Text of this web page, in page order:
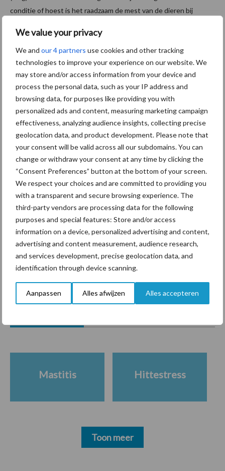
We value your privacy
We and our 4 partners use cookies and other tracking
technologies to improve your experience on our website. We
may store and/or access information from your device and
process the personal data, such as your IP address and
browsing data, for purposes like providing you with
personalized ads and content, measuring marketing campaign
effectiveness, analyzing audience insights, collecting precise
geolocation data, and product development. Please note that
your consent will be valid across all our subdomains. You can
change or withdraw your consent at any time by clicking the
“Consent Preferences” button at the bottom of your screen.
We respect your choices and are committed to providing you
with a transparent and secure browsing experience. The
third-party vendors are processing data for the following
purposes and special features: Store and/or access
information on a device, personalized advertising and content,
advertising and content measurement, audience research,
and services development, precise geolocation data, and
identification through device scanning.
Aanpassen Alles afwijzen Alles accepteren
conditie of hoest is het raadzaam de mest van de dieren bij
Aanbevolen voor jou!
Van onze partner Heemskerk
DS opname uit ruwvoer
omhoog
Waardevolle informatie zit
van binnen!
Van onze partner Heemskerk
Hamletdochters imponeren
Themapagina's
Mastitis Hittestress
Toon meer